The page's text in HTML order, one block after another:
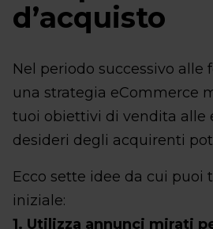
d’acquisto
Nel periodo successivo alle
una strategia eCommerce
tuoi obiettivi di vendita alle
desideri degli acquirenti
Ecco sette idee da cui puoi
iniziale:
1. Utilizza annunci mirati